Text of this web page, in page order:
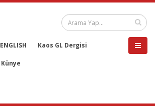
ENGLISH Kaos GL Dergisi
Künye